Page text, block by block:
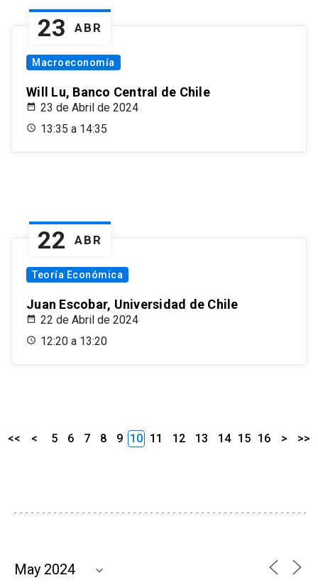
23 ABR
Macroeconomía
Will Lu, Banco Central de Chile
23 de Abril de 2024
13:35 a 14:35
22 ABR
Teoría Económica
Juan Escobar, Universidad de Chile
22 de Abril de 2024
12:20 a 13:20
<< < 5 6 7 8 9 10 11 12 13 14 15 16 > >>